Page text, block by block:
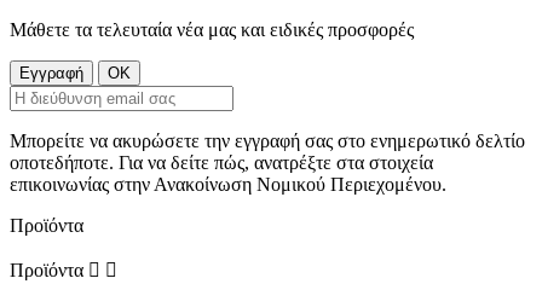
Μάθετε τα τελευταία νέα μας και ειδικές προσφορές
Μπορείτε να ακυρώσετε την εγγραφή σας στο ενημερωτικό δελτίο
οποτεδήποτε. Για να δείτε πώς, ανατρέξτε στα στοιχεία
επικοινωνίας στην Ανακοίνωση Νομικού Περιεχομένου.
Προϊόντα
Προϊόντα  